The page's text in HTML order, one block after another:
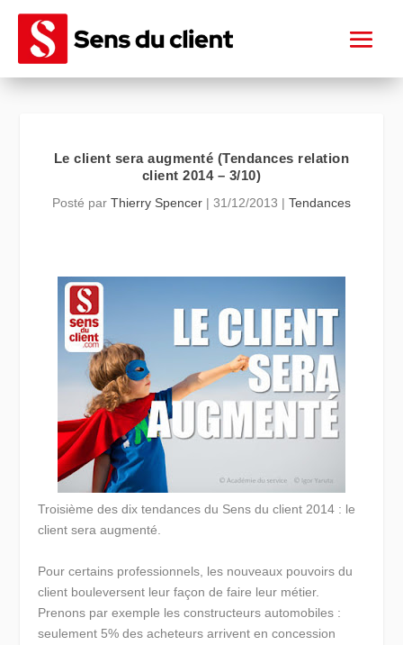
Le client sera augmenté (Tendances relation
client 2014 – 3/10)
Posté par Thierry Spencer | 31/12/2013 | Tendances
Troisième des dix tendances du Sens du client 2014 : le
client sera augmenté.
Pour certains professionnels, les nouveaux pouvoirs du
client bouleversent leur façon de faire leur métier.
Prenons par exemple les constructeurs automobiles :
seulement 5% des acheteurs arrivent en concession